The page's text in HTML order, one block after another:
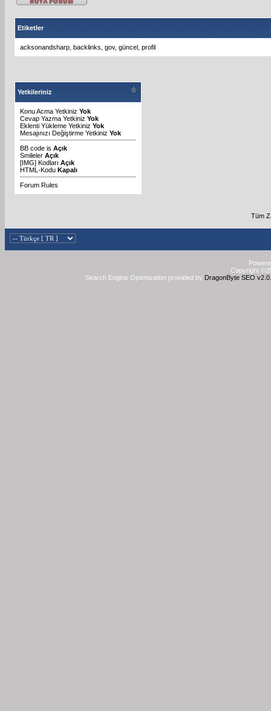
Etiketler
acksonandsharp backlinks gov, güncel profil
Yetkileriniz
Konu Acma Yetkiniz Yok
Cevap Yazma Yetkiniz Yok
Eklenti Yükleme Yetkiniz Yok
Mesajınızı Değiştirme Yetkiniz Yok
BB code is Açık
Smileler Açık
[IMG] Kodları Açık
HTML-Kodu Kapalı
Forum Rules
Tüm
Copyright
Search Engine Optimisation provided by DragonByte SEO